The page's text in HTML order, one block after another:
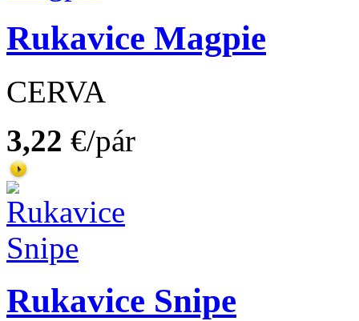
Rukavice Magpie
CERVA
3,22 €/pár
Rukavice Snipe